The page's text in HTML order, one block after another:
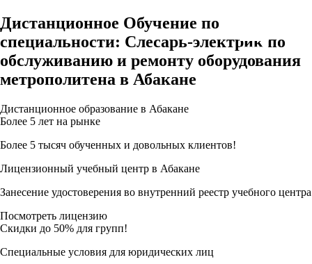
Дистанционное Обучение по
специальности: Слесарь-электрик по
обслуживанию и ремонту оборудования
метрополитена в Абакане
Дистанционное образование в Абакане
Более 5 лет на рынке
Более 5 тысяч обученных и довольных клиентов!
Лицензионный учебный центр в Абакане
Занесение удостоверения во внутренний реестр учебного центра
Посмотреть лицензию
Скидки до 50% для групп!
Специальные условия для юридических лиц